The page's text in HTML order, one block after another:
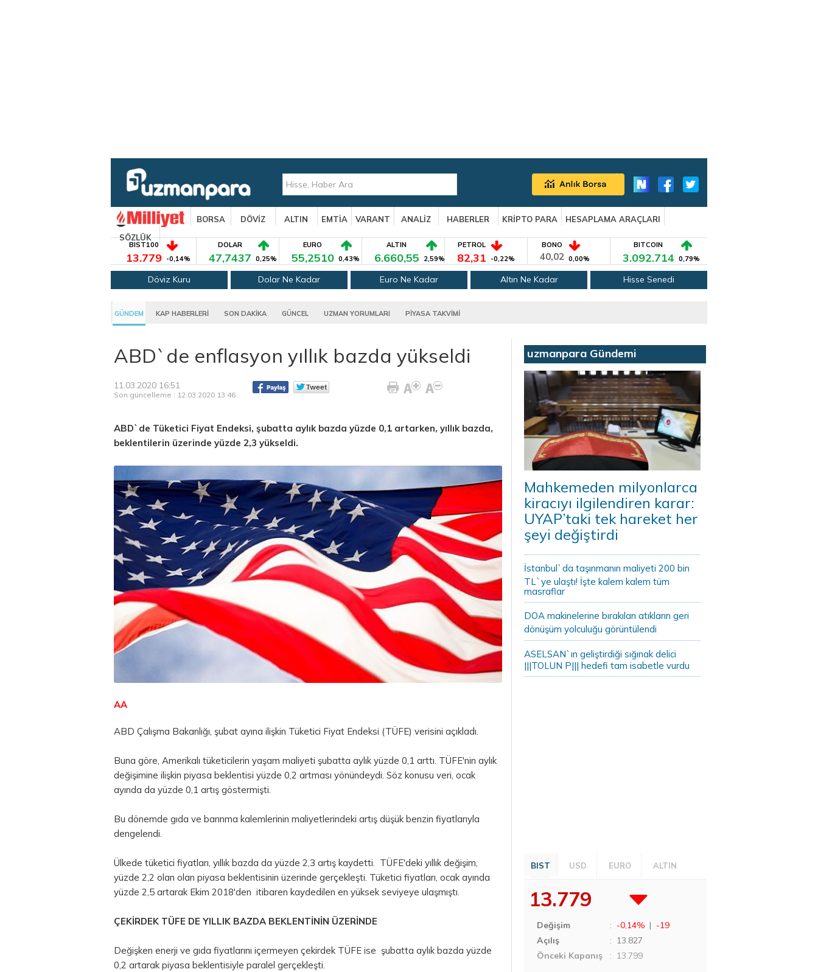
BORSA DÖVİZ ALTIN EMTİA VARANT ANALİZ HABERLER KRİPTO PARA
HESAPLAMA ARAÇLARI
SÖZLÜK
BIST100
13.779 -0,14%
DOLAR
47,7437 0,25%
EURO
55,2510 0,43%
ALTIN
6.660,55 2,59%
PETROL
82,31 -0,22%
BONO
40,02 0,00%
BITCOIN
3.092.714 0,79%
Döviz Kuru Dolar Ne Kadar Euro Ne Kadar Altın Ne Kadar Hisse Senedi
GÜNDEM KAP HABERLERİ SON DAKİKA GÜNCEL UZMAN YORUMLARI PİYASA TAKVİMİ
ABD`de enflasyon yıllık bazda yükseldi
11.03.2020 16:51
Son güncelleme : 12.03.2020 13:46
ABD`de Tüketici Fiyat Endeksi, şubatta aylık bazda yüzde 0,1 artarken, yıllık bazda,
beklentilerin üzerinde yüzde 2,3 yükseldi.
AA
ABD Çalışma Bakanlığı, şubat ayına ilişkin Tüketici Fiyat Endeksi (TÜFE) verisini açıkladı.
Buna göre, Amerikalı tüketicilerin yaşam maliyeti şubatta aylık yüzde 0,1 arttı. TÜFE'nin aylık
değişimine ilişkin piyasa beklentisi yüzde 0,2 artması yönündeydi. Söz konusu veri, ocak
ayında da yüzde 0,1 artış göstermişti.
Bu dönemde gıda ve barınma kalemlerinin maliyetlerindeki artış düşük benzin fiyatlarıyla
dengelendi.
Ülkede tüketici fiyatları, yıllık bazda da yüzde 2,3 artış kaydetti. TÜFE'deki yıllık değişim,
yüzde 2,2 olan olan piyasa beklentisinin üzerinde gerçekleşti. Tüketici fiyatları, ocak ayında
yüzde 2,5 artarak Ekim 2018'den itibaren kaydedilen en yüksek seviyeye ulaşmıştı.
ÇEKİRDEK TÜFE DE YILLIK BAZDA BEKLENTİNİN ÜZERİNDE
Değişken enerji ve gıda fiyatlarını içermeyen çekirdek TÜFE ise şubatta aylık bazda yüzde
0,2 artarak piyasa beklentisiyle paralel gerçekleşti.
uzmanpara Gündemi
Mahkemeden milyonlarca
kiracıyı ilgilendiren karar:
UYAP’taki tek hareket her
şeyi değiştirdi
İstanbul`da taşınmanın maliyeti 200 bin
TL`ye ulaştı! İşte kalem kalem tüm
masraflar
DOA makinelerine bırakılan atıkların geri
dönüşüm yolculuğu görüntülendi
ASELSAN`ın geliştirdiği sığınak delici
|||TOLUN P||| hedefi tam isabetle vurdu
BIST USD EURO ALTIN
13.779
Değişim : -0,14% | -19
Açılış
: 13.827
Önceki Kapanış
: 13.799